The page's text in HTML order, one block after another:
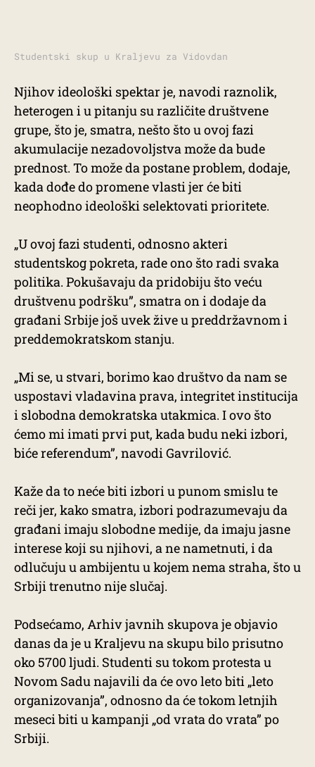
Studentski skup u Kraljevu za Vidovdan
Njihov ideološki spektar je, navodi raznolik,
heterogen i u pitanju su različite društvene
grupe, što je, smatra, nešto što u ovoj fazi
akumulacije nezadovoljstva može da bude
prednost. To može da postane problem, dodaje,
kada dođe do promene vlasti jer će biti
neophodno ideološki selektovati prioritete.
„U ovoj fazi studenti, odnosno akteri
studentskog pokreta, rade ono što radi svaka
politika. Pokušavaju da pridobiju što veću
društvenu podršku”, smatra on i dodaje da
građani Srbije još uvek žive u preddržavnom i
preddemokratskom stanju.
„Mi se, u stvari, borimo kao društvo da nam se
uspostavi vladavina prava, integritet institucija
i slobodna demokratska utakmica. I ovo što
ćemo mi imati prvi put, kada budu neki izbori,
biće referendum”, navodi Gavrilović.
Kaže da to neće biti izbori u punom smislu te
reči jer, kako smatra, izbori podrazumevaju da
građani imaju slobodne medije, da imaju jasne
interese koji su njihovi, a ne nametnuti, i da
odlučuju u ambijentu u kojem nema straha, što u
Srbiji trenutno nije slučaj.
Podsećamo, Arhiv javnih skupova je objavio
danas da je u Kraljevu na skupu bilo prisutno
oko 5700 ljudi. Studenti su tokom protesta u
Novom Sadu najavili da će ovo leto biti „leto
organizovanja”, odnosno da će tokom letnjih
meseci biti u kampanji „od vrata do vrata” po
Srbiji.